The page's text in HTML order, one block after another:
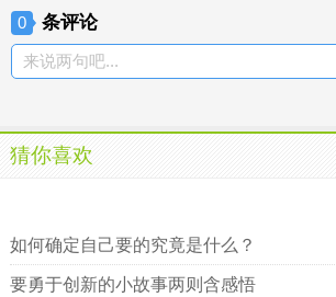
0 条评论
来说两句吧...
猜你喜欢
如何确定自己要的究竟是什么？
要勇于创新的小故事两则含感悟